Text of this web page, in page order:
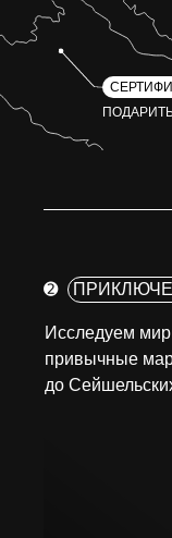
➋
Исследуем мир
привычные
до